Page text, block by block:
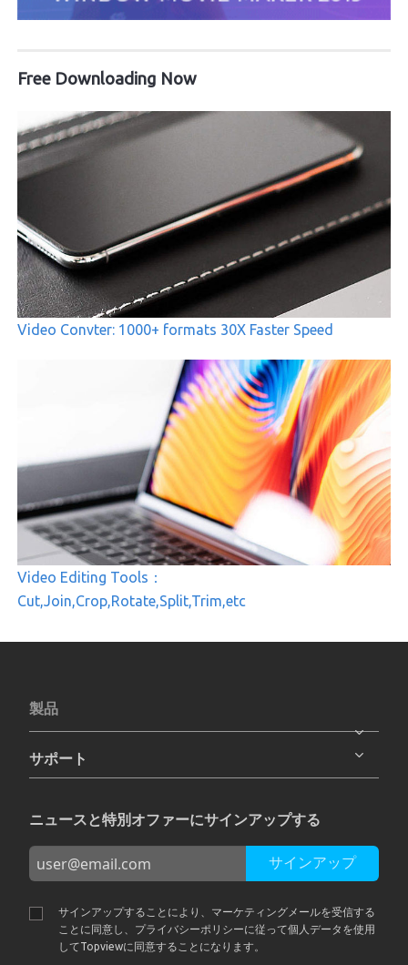
Free Downloading Now
Video Convter: 1000+ formats 30X Faster Speed
Video Editing Tools：
Cut,Join,Crop,Rotate,Split,Trim,etc
製品
サポート
ニュースと特別オファーにサインアップする
サインアップ
サインアップすることにより、マーケティングメールを受信する
ことに同意し、プライバシーポリシーに従って個人データを使用
してTopviewに同意することになります。